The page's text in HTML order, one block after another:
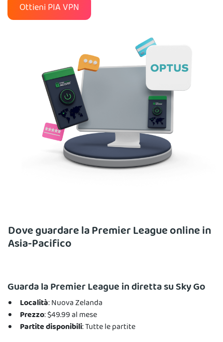
Ottieni PIA VPN
Dove guardare la Premier League online in
Asia-Pacifico
Guarda la Premier League in diretta su Sky Go
Località: Nuova Zelanda
Prezzo: $49.99 al mese
Partite disponibili: Tutte le partite